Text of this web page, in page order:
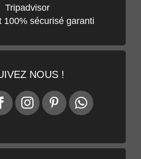
Tripadvisor
100% sécurisé garanti
NOUS !